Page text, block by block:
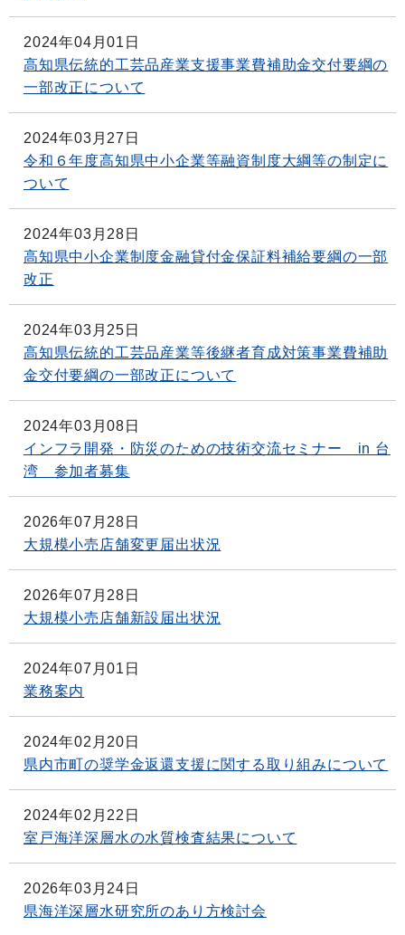
2024年04月01日
高知県伝統的工芸品産業支援事業費補助金交付要綱の
一部改正について
2024年03月27日
令和６年度高知県中小企業等融資制度大綱等の制定に
ついて
2024年03月28日
高知県中小企業制度金融貸付金保証料補給要綱の一部
改正
2024年03月25日
高知県伝統的工芸品産業等後継者育成対策事業費補助
金交付要綱の一部改正について
2024年03月08日
インフラ開発・防災のための技術交流セミナー in 台
湾 参加者募集
2026年07月28日
大規模小売店舗変更届出状況
2026年07月28日
大規模小売店舗新設届出状況
2024年07月01日
業務案内
2024年02月20日
県内市町の奨学金返還支援に関する取り組みについて
2024年02月22日
室戸海洋深層水の水質検査結果について
2026年03月24日
県海洋深層水研究所のあり方検討会